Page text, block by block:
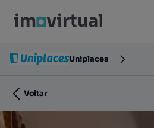
Uniplaces
Voltar